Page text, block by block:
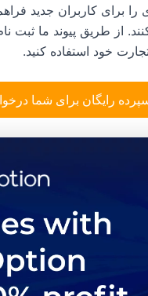
برای کاربران جدید
از طریق پیوند ما
خود استفاده کنید.